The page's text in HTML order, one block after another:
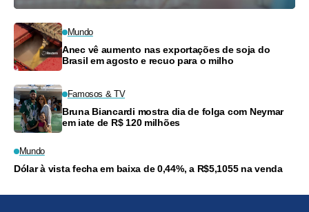
Mundo
Anec vê aumento nas exportações de soja do
Brasil em agosto e recuo para o milho
Famosos & TV
Bruna Biancardi mostra dia de folga com Neymar
em iate de R$ 120 milhões
Mundo
Dólar à vista fecha em baixa de 0,44%, a R$5,1055 na venda